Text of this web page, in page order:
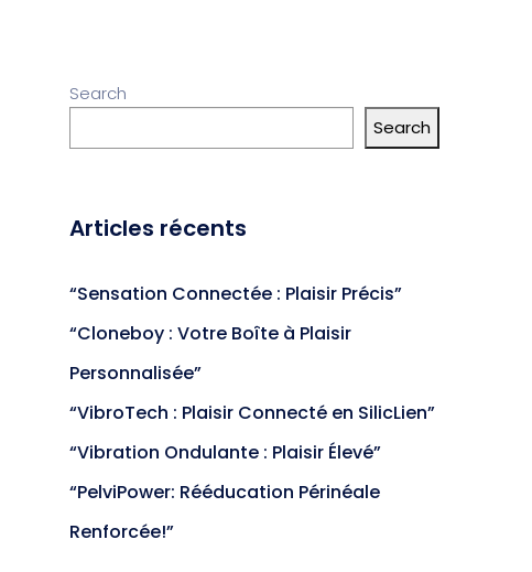
Search
Search
Articles récents
“Sensation Connectée : Plaisir Précis”
“Cloneboy : Votre Boîte à Plaisir
Personnalisée”
“VibroTech : Plaisir Connecté en SilicLien”
“Vibration Ondulante : Plaisir Élevé”
“PelviPower: Rééducation Périnéale
Renforcée!”